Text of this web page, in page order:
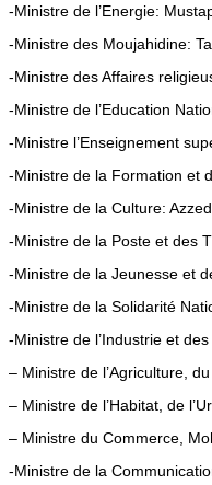
-Ministre de l’Energie:
-Ministre des Moujahidine:
-Ministre des Affaires
-Ministre de l’Education
-Ministre l’Enseignement
-Ministre de la Formation et
-Ministre de la Culture:
-Ministre de la Poste et des
-Ministre de la Jeunesse et
-Ministre de la Solidarité
-Ministre de l’Industrie et
– Ministre de l’Agriculture,
– Ministre de l’Habitat, de
– Ministre du Commerce,
-Ministre de la